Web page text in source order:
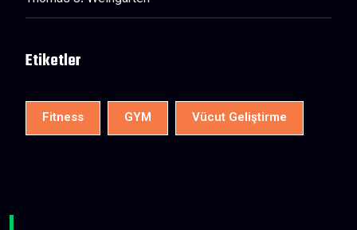
Etiketler
Fitness GYM Vücut Geliştirme